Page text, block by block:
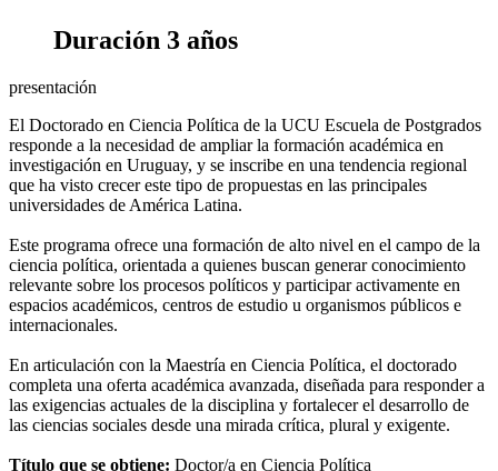
Duración 3 años
presentación
El Doctorado en Ciencia Política de la UCU Escuela de Postgrados
responde a la necesidad de ampliar la formación académica en
investigación en Uruguay, y se inscribe en una tendencia regional
que ha visto crecer este tipo de propuestas en las principales
universidades de América Latina.
Este programa ofrece una formación de alto nivel en el campo de la
ciencia política, orientada a quienes buscan generar conocimiento
relevante sobre los procesos políticos y participar activamente en
espacios académicos, centros de estudio u organismos públicos e
internacionales.
En articulación con la Maestría en Ciencia Política, el doctorado
completa una oferta académica avanzada, diseñada para responder a
las exigencias actuales de la disciplina y fortalecer el desarrollo de
las ciencias sociales desde una mirada crítica, plural y exigente.
Título que se obtiene: Doctor/a en Ciencia Política